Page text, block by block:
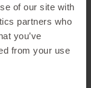
of our site with
partners who
you’ve
from your use
bringen
Raum.